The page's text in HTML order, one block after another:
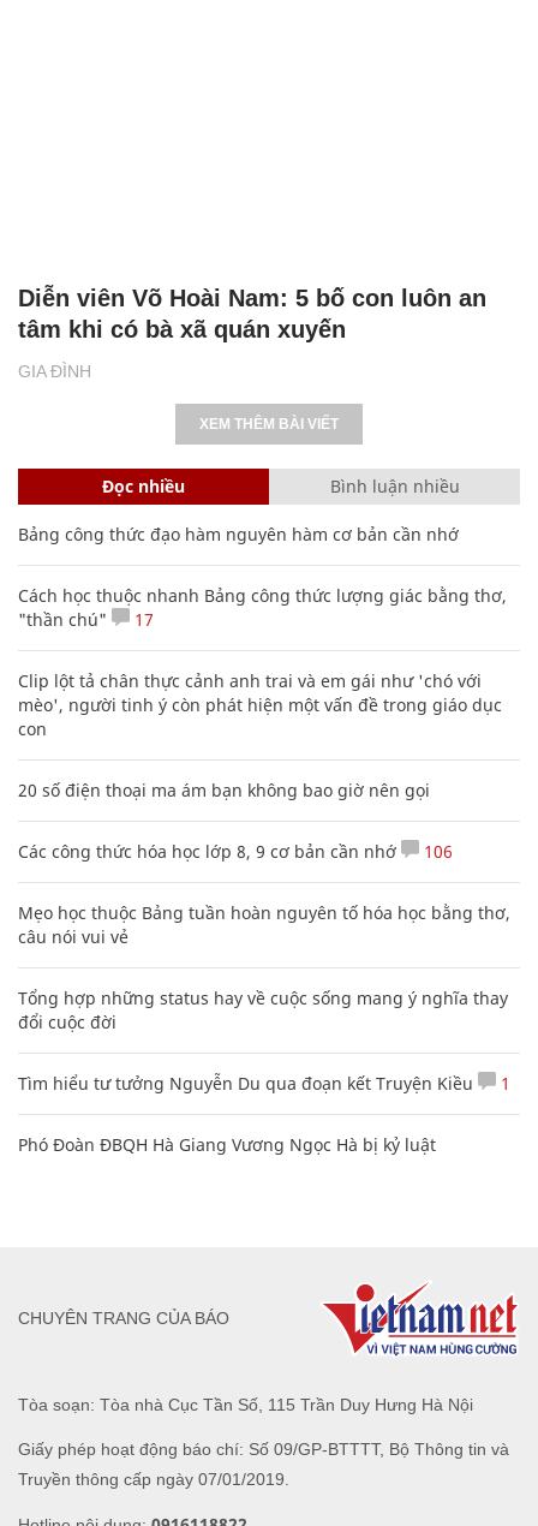
GIA ĐÌNH
Diễn viên Võ Hoài Nam: 5 bố con luôn an
tâm khi có bà xã quán xuyến
XEM THÊM BÀI VIẾT
Đọc nhiều Bình luận nhiều
Bảng công thức đạo hàm nguyên hàm cơ bản cần nhớ
Cách học thuộc nhanh Bảng công thức lượng giác bằng thơ,
"thần chú"
17
Clip lột tả chân thực cảnh anh trai và em gái như 'chó với
mèo', người tinh ý còn phát hiện một vấn đề trong giáo dục
con
20 số điện thoại ma ám bạn không bao giờ nên gọi
Các công thức hóa học lớp 8, 9 cơ bản cần nhớ 106
Mẹo học thuộc Bảng tuần hoàn nguyên tố hóa học bằng thơ,
câu nói vui vẻ
Tổng hợp những status hay về cuộc sống mang ý nghĩa thay
đổi cuộc đời
Tìm hiểu tư tưởng Nguyễn Du qua đoạn kết Truyện Kiều 1
Phó Đoàn ĐBQH Hà Giang Vương Ngọc Hà bị kỷ luật
Tòa soạn: Tòa nhà Cục Tần Số, 115 Trần Duy Hưng Hà Nội
Giấy phép hoạt động báo chí: Số 09/GP-BTTTT, Bộ Thông tin và
Truyền thông cấp ngày 07/01/2019.
CHUYÊN TRANG CỦA BÁO